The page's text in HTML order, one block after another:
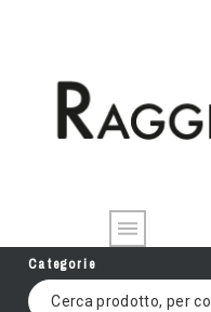
Categorie